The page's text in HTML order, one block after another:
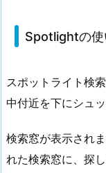
Spotlightの使
スポットライト検
中付近を下にシュ
検索窓が表示され
れた検索窓に、探